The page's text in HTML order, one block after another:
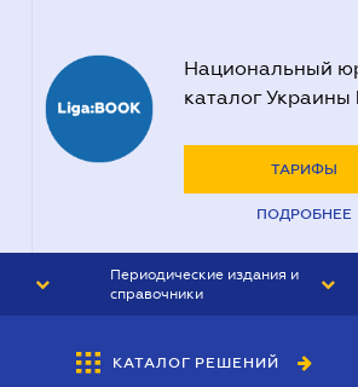
Национальный
каталог Украины
ТАРИФЫ
ПОДРОБНЕЕ
Периодические издания и
справочники
БУХГАЛТЕР&ЗАКОН
КАТАЛОГ РЕШЕНИЙ